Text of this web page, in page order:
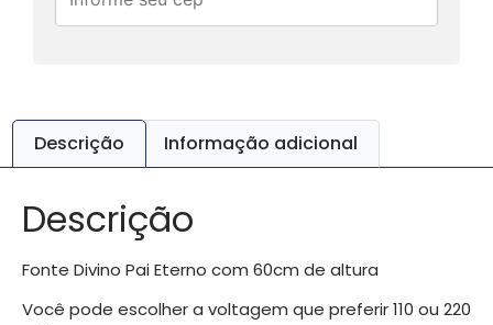
Descrição Informação adicional
Descrição
Fonte Divino Pai Eterno com 60cm de altura
Você pode escolher a voltagem que preferir 110 ou 220